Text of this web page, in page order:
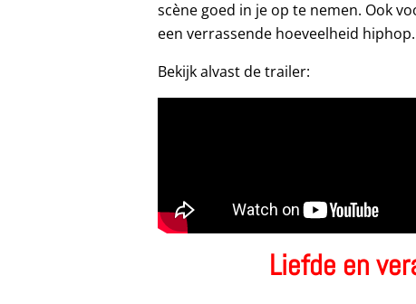
scène goed in je op te nemen. Ook
een verrassende hoeveelheid hiphop.
Bekijk alvast de trailer:
Liefde en